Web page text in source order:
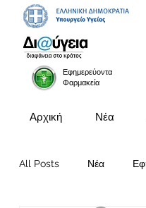
Εφημερεύοντα
Φαρμακεία
Αρχική Νέα
All Posts Νέα